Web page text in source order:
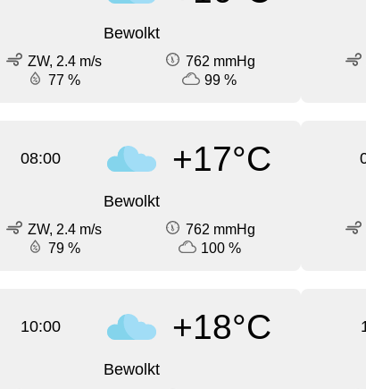
Bewolkt
ZW, 2.4 m/s
762 mmHg
77 %
99 %
08:00 +17°C
Bewolkt
ZW, 2.4 m/s
762 mmHg
79 %
100 %
10:00 +18°C
Bewolkt